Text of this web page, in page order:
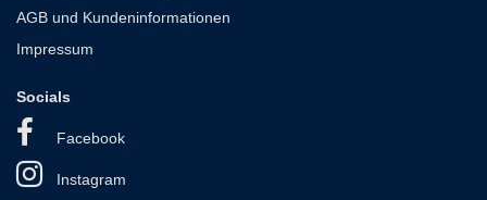
AGB und Kundeninformationen
Impressum
Socials
Facebook
Instagram